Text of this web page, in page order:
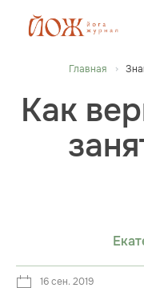
Главная
Как
16 сен. 2019